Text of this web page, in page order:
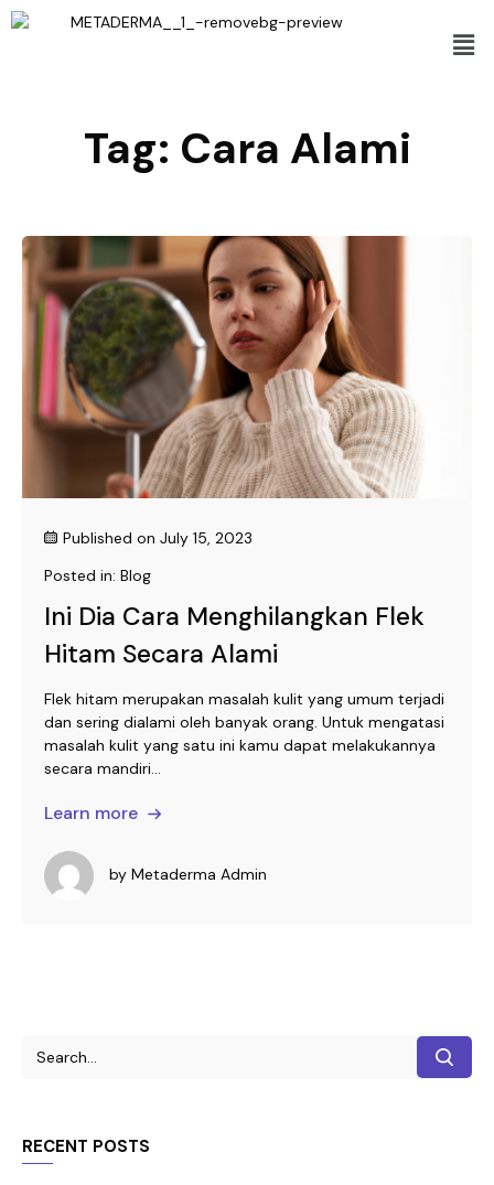
Tag: Cara Alami
Published on July 15, 2023
Posted in: Blog
Ini Dia Cara Menghilangkan Flek
Hitam Secara Alami
Flek hitam merupakan masalah kulit yang umum terjadi
dan sering dialami oleh banyak orang. Untuk mengatasi
masalah kulit yang satu ini kamu dapat melakukannya
secara mandiri...
Learn more
by Metaderma Admin
RECENT POSTS